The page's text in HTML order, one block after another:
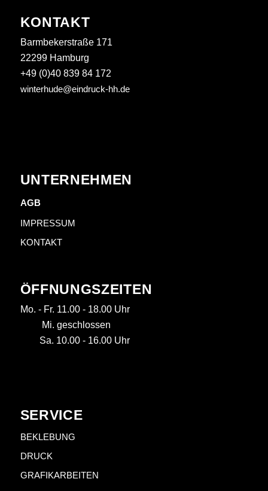
KONTAKT
Barmbekerstraße 171
22299 Hamburg
+49 (0)40 839 84 172
winterhude@eindruck-hh.de
UNTERNEHMEN
AGB
IMPRESSUM
KONTAKT
ÖFFNUNGSZEITEN
Mo. - Fr. 11.00 - 18.00 Uhr
Mi. geschlossen
Sa. 10.00 - 16.00 Uhr
SERVICE
BEKLEBUNG
DRUCK
GRAFIKARBEITEN